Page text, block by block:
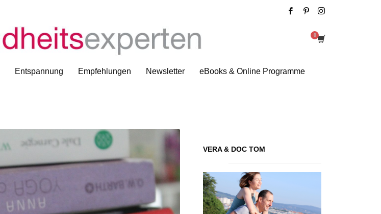
Entspannung Empfehlungen Newsletter eBooks & Online Programme
Tag: Tim Ferriss
VERA & DOC TOM